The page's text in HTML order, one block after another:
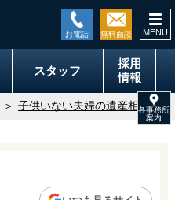
スタッフ
採用
情報
子供いない夫婦の遺産相続